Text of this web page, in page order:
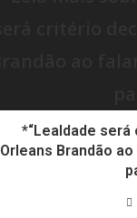
*“Lealdade
Orleans Brandão